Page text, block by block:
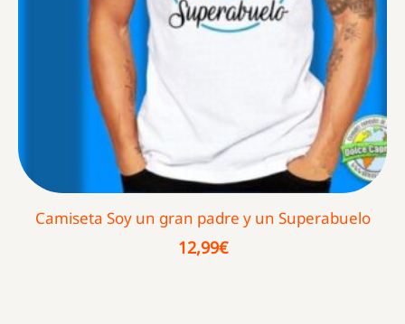
Camiseta Soy un gran padre y un Superabuelo
12,99€